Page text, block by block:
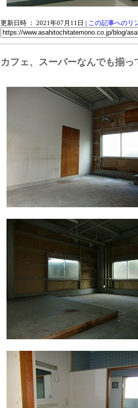
更新日時 ： 2021年07月11日 | この記事へのリ
カフェ、スーパーなんでも揃